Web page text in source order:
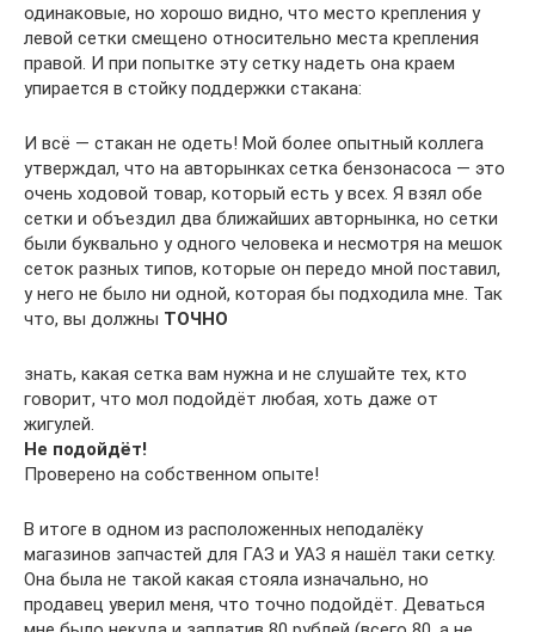
одинаковые, но хорошо видно, что место крепления у
левой сетки смещено относительно места крепления
правой. И при попытке эту сетку надеть она краем
упирается в стойку поддержки стакана:
И всё — стакан не одеть! Мой более опытный коллега
утверждал, что на авторынках сетка бензонасоса — это
очень ходовой товар, который есть у всех. Я взял обе
сетки и объездил два ближайших авторнынка, но сетки
были буквально у одного человека и несмотря на мешок
сеток разных типов, которые он передо мной поставил,
у него не было ни одной, которая бы подходила мне. Так
что, вы должны ТОЧНО
знать, какая сетка вам нужна и не слушайте тех, кто
говорит, что мол подойдёт любая, хоть даже от
жигулей.
Не подойдёт!
Проверено на собственном опыте!
В итоге в одном из расположенных неподалёку
магазинов запчастей для ГАЗ и УАЗ я нашёл таки сетку.
Она была не такой какая стояла изначально, но
продавец уверил меня, что точно подойдёт. Деваться